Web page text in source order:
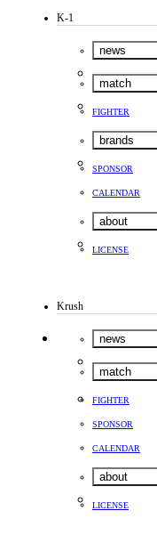
K-1
news
match
FIGHTER
brands
SPONSOR
CALENDAR
about
LICENSE
Krush
news
match
FIGHTER
SPONSOR
CALENDAR
about
LICENSE